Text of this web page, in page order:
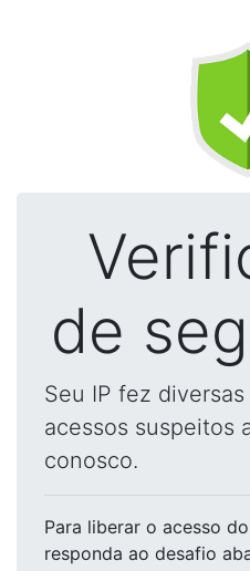
de
Seu IP fez
acessos suspeitos
conosco.
Para liberar o acesso
responda ao desafio